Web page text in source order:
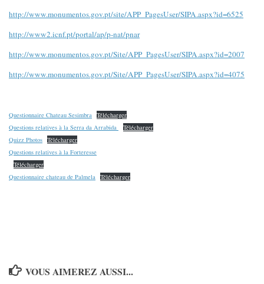
http://www.monumentos.gov.pt/site/APP_PagesUser/SIPA.aspx?id=6525
http://www2.icnf.pt/portal/ap/p-nat/pnar
http://www.monumentos.gov.pt/Site/APP_PagesUser/SIPA.aspx?id=2007
http://www.monumentos.gov.pt/Site/APP_PagesUser/SIPA.aspx?id=4075
Questionnaire Chateau Sesimbra
Télécharger
Questions relatives à la Serra da Arrabida
Télécharger
Quizz Photos Télécharger
Questions relatives à la Forteresse
Télécharger
Questionnaire chateau de Palmela
Télécharger
VOUS AIMEREZ AUSSI...